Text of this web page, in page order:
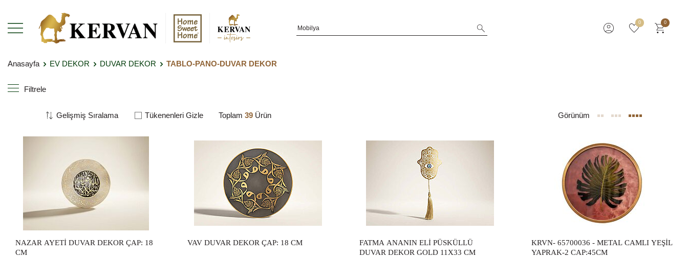
0 0
Anasayfa EV DEKOR DUVAR DEKOR TABLO-PANO-DUVAR DEKOR
Filtrele
Tükenenleri Gizle Toplam 39 Ürün Görünüm
NAZAR AYETİ DUVAR DEKOR ÇAP: 18
CM
VAV DUVAR DEKOR ÇAP: 18 CM
FATMA ANANIN ELİ PÜSKÜLLÜ
DUVAR DEKOR GOLD 11X33 CM
KRVN- 65700036 - METAL CAMLI YEŞİL
YAPRAK-2 CAP:45CM